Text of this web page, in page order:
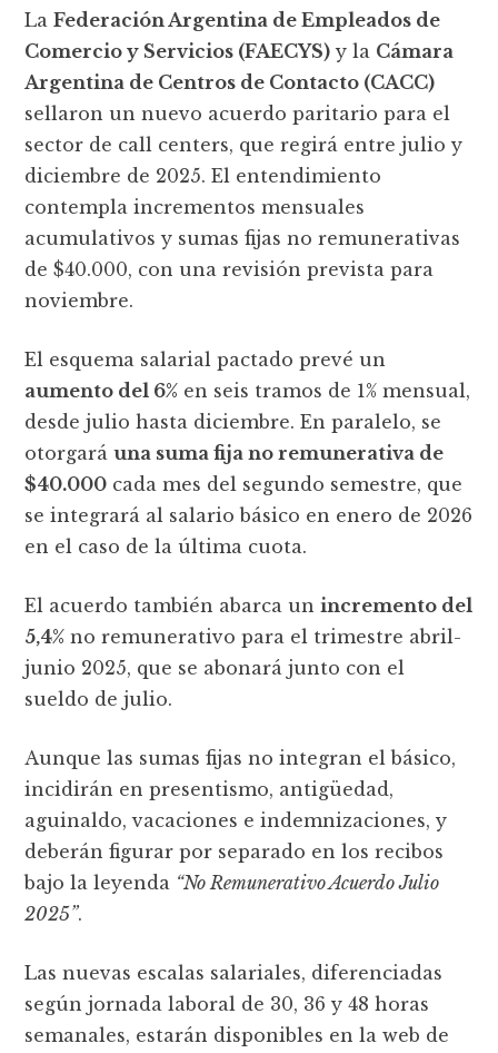
LaFederación Argentina de Empleados de
Comercio y Servicios (FAECYS) y la Cámara
Argentina de Centros de Contacto (CACC)
sellaron un nuevo acuerdo paritario para el
sector de call centers, que regirá entre julio y
diciembre de 2025. El entendimiento
contempla incrementos mensuales
acumulativos y sumas fijas no remunerativas
de $40.000, con una revisión prevista para
noviembre.
El esquema salarial pactado prevé un
aumento del 6% en seis tramos de 1% mensual,
desde julio hasta diciembre. En paralelo, se
otorgaráuna suma fija no remunerativa de
$40.000 cada mes del segundo semestre, que
se integrará al salario básico en enero de 2026
en el caso de la última cuota.
El acuerdo también abarca unincremento del
5,4% no remunerativo para el trimestre abril-
junio 2025, que se abonará junto con el
sueldo de julio.
Aunque las sumas fijas no integran el básico,
incidirán en presentismo, antigüedad,
aguinaldo, vacaciones e indemnizaciones, y
deberán figurar por separado en los recibos
bajo la leyenda “No Remunerativo Acuerdo Julio
2025”.
Las nuevas escalas salariales, diferenciadas
según jornada laboral de 30, 36 y 48 horas
semanales, estarán disponibles en la web de